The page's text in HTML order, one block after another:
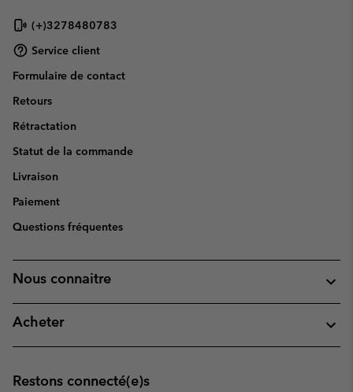
(+)3278480783
Service client
Formulaire de contact
Retours
Rétractation
Statut de la commande
Livraison
Paiement
Questions fréquentes
Nous connaitre
Acheter
Restons connecté(e)s